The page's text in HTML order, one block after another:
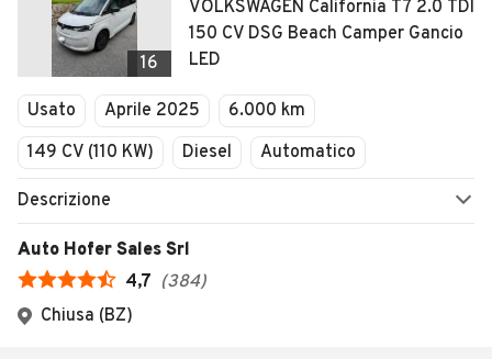
16
VOLKSWAGEN California T7 2.0 TDI
150 CV DSG Beach Camper Gancio
LED
Usato Aprile 2025
6.000 km
149 CV (110 KW)
Diesel Automatico
Descrizione
Auto Hofer Sales Srl
4,7 (384)
Chiusa (BZ)